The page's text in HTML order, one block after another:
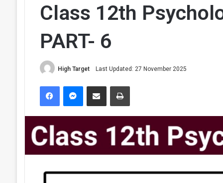
Class 12th
PART- 6
High Target Last Updated: 27 November 2025
FacebookMessenger
Share via Email Print